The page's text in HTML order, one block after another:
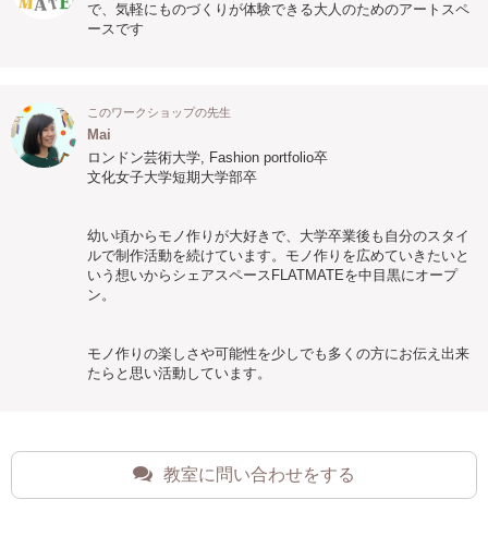
で、気軽にものづくりが体験できる大人のためのアートスペ
ースです
このワークショップの先生
Mai
ロンドン芸術大学, Fashion portfolio卒
文化女子大学短期大学部卒
幼い頃からモノ作りが大好きで、大学卒業後も自分のスタイ
ルで制作活動を続けています。モノ作りを広めていきたいと
いう想いからシェアスペースFLATMATEを中目黒にオープ
ン。
モノ作りの楽しさや可能性を少しでも多くの方にお伝え出来
たらと思い活動しています。
教室に問い合わせをする